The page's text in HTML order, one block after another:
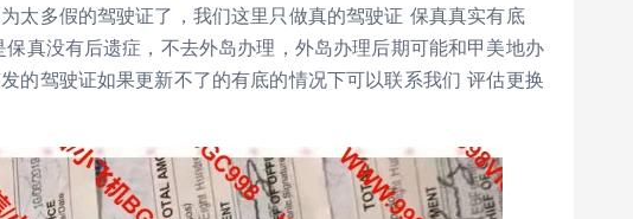
太多假的驾驶证了，我们这里只做真的驾驶证 保真真实有底
真没有后遗症，不去外岛办理，外岛办理后期可能和甲美地办
的驾驶证如果更新不了的有底的情况下可以联系我们 评估更换